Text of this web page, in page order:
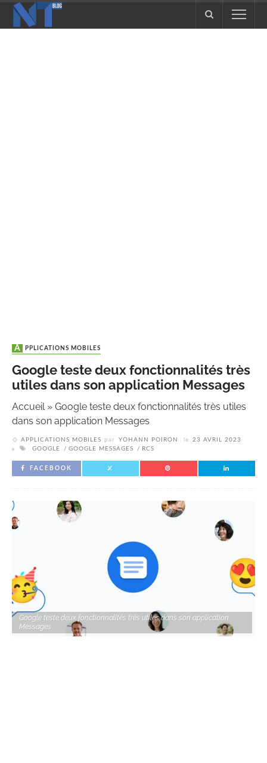
APPLICATIONS MOBILES
Google teste deux fonctionnalités très
utiles dans son application Messages
Accueil» Google teste deux fonctionnalités très utiles
dans son application Messages
APPLICATIONS MOBILES par YOHANN POIRON le
23 AVRIL 2023
GOOGLE
GOOGLE MESSAGES RCS
FACEBOOK
Google teste deux fonctionnalités très utiles dans son application
Messages